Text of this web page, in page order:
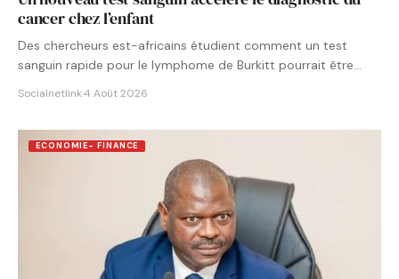
cancer chez l’enfant
Des chercheurs est-africains étudient comment un test
sanguin rapide pour le lymphome de Burkitt pourrait être
Socialnetlink·4 Août 2026
ECONOMIE- FINANCE